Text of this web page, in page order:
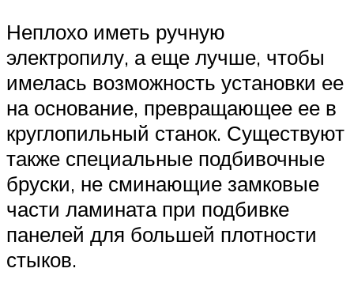
Неплохо иметь ручную
электропилу, а еще лучше, чтобы
имелась возможность установки ее
на основание, превращающее ее в
круглопильный станок. Существуют
также специальные подбивочные
бруски, не сминающие замковые
части ламината при подбивке
панелей для большей плотности
стыков.